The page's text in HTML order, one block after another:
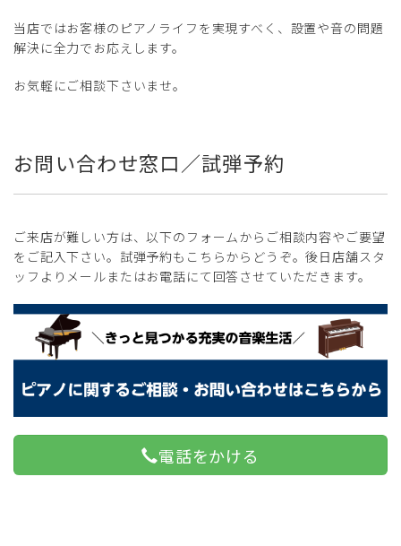
当店ではお客様のピアノライフを実現すべく、設置や音の問題
解決に全力でお応えします。
お気軽にご相談下さいませ。
お問い合わせ窓口／試弾予約
ご来店が難しい方は、以下のフォームからご相談内容やご要望
をご記入下さい。試弾予約もこちらからどうぞ。後日店舗スタ
ッフよりメールまたはお電話にて回答させていただきます。
電話をかける